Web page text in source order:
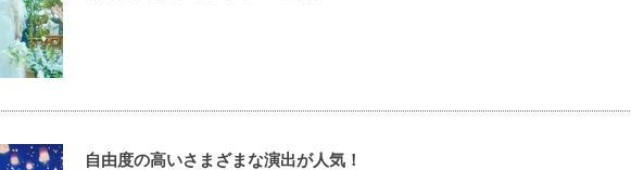
自由度の高いさまざまな演出が人気！